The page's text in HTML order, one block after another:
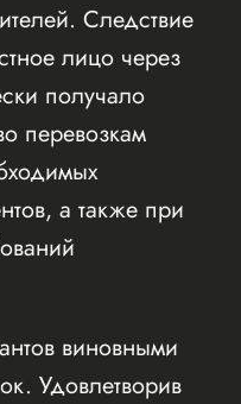
Следствие
лицо через
получало
перевозкам
а также при
виновными
Удовлетворив